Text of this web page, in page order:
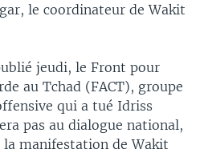
le coordinateur de Wakit
jeudi, le Front pour
au Tchad (FACT), groupe
qui a tué Idriss
pas au dialogue national,
manifestation de Wakit